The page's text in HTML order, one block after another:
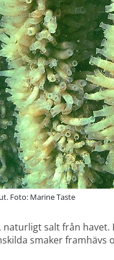
Foto: Marine Taste
naturligt salt från
smaker framhävs